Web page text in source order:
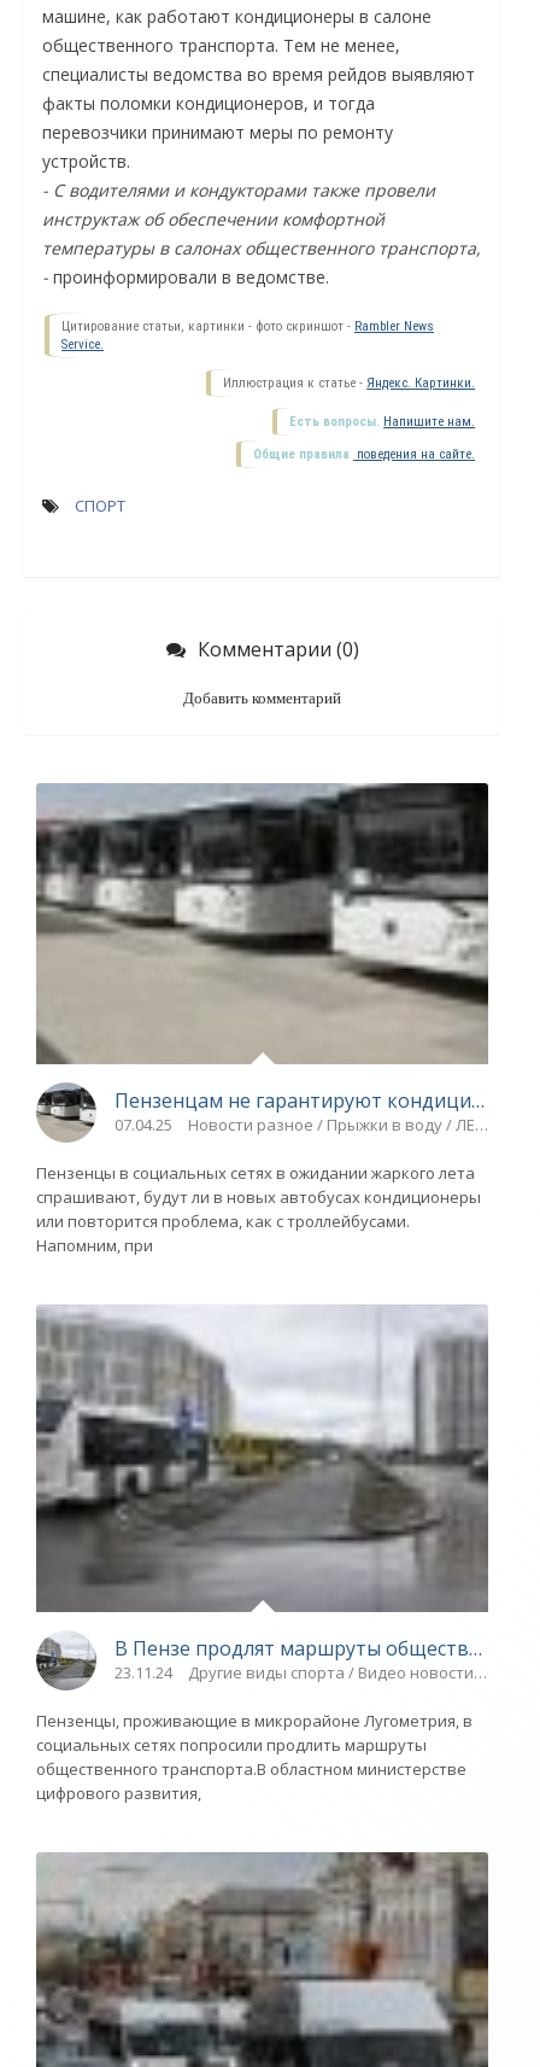
машине, как работают кондиционеры в салоне
общественного транспорта. Тем не менее,
специалисты ведомства во время рейдов выявляют
факты поломки кондиционеров, и тогда
перевозчики принимают меры по ремонту
устройств.
- С водителями и кондукторами также провели
инструктаж об обеспечении комфортной
температуры в салонах общественного транспорта,
- проинформировали в ведомстве.
Цитирование статьи, картинки - фото скриншот - Rambler News
Service.
Иллюстрация к статье - Яндекс. Картинки.
Есть вопросы. Напишите нам.
Общие правила поведения на сайте.
СПОРТ
Комментарии (0)
Добавить комментарий
Пензенцам не гарантируют кондиционеры
07.04.25 Новости разное / Прыжки в воду / ЛЕГКАЯ
Пензенцы в социальных сетях в ожидании жаркого лета
спрашивают, будут ли в новых автобусах кондиционеры
или повторится проблема, как с троллейбусами.
Напомним, при
В Пензе продлят маршруты
23.11.24 Другие виды спорта / Видео новости /
Пензенцы, проживающие в микрорайоне Лугометрия, в
социальных сетях попросили продлить маршруты
общественного транспорта.В областном министерстве
цифрового развития,